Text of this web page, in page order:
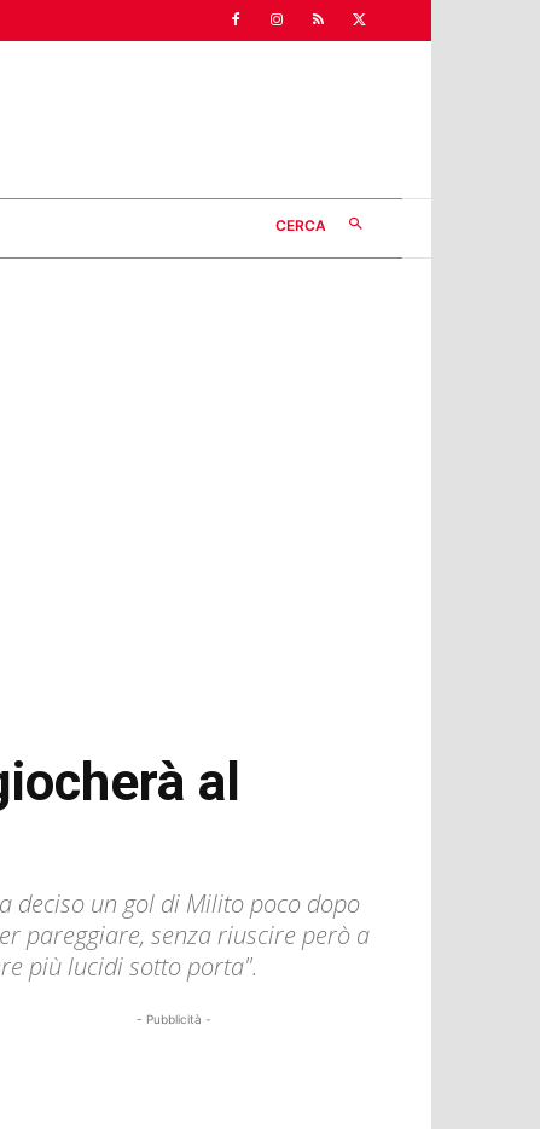
CERCA
al
deciso un gol di Milito poco dopo
pareggiare, senza riuscire però a
più lucidi sotto porta".
- Pubblicità -